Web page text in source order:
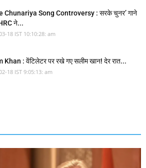
Chunariya Song Controversy : सरके चुनर’ गाने
ने...
18 IST 10:10:28: am
Khan : वेंटिलेटर पर रखे गए सलीम खान! देर रात...
18 IST 9:05:13: am